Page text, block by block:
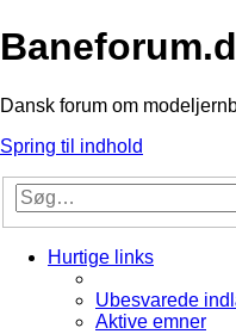
Dansk forum om
Spring til indhold
Hurtige links
Ubesvarede
Aktive emner